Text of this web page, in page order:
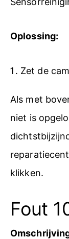
Oplossing:
Zet de
Als met
niet is
klikken.
Fout